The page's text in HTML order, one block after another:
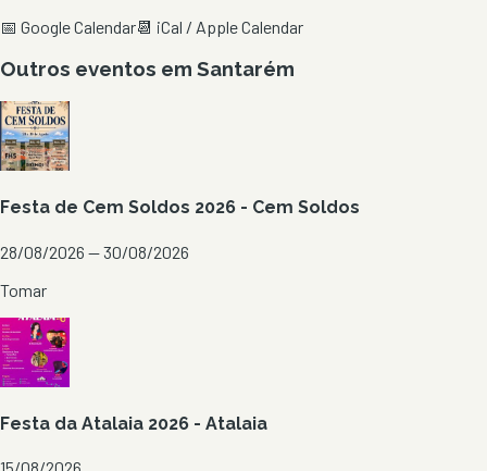
📅 Google Calendar📆 iCal / Apple Calendar
Outros eventos em Santarém
Festa de Cem Soldos 2026 - Cem Soldos
28/08/2026 — 30/08/2026
Tomar
Festa da Atalaia 2026 - Atalaia